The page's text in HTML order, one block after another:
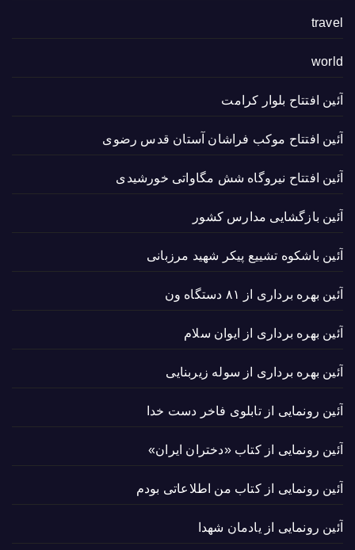
travel
world
آئین افتتاح بلوار کرامت
آئین افتتاح موکب فراشان آستان قدس رضوی
آئین افتتاح نیروگاه شش مگاواتی خورشیدی
آئین بازگشایی مدارس کشور
آئین باشکوه تشییع پیکر شهید مرزبانی
آئین بهره برداری از ۸۱ دستگاه ون
آئین بهره برداری از ایوان سلام
آئین بهره برداری از سوله زیربنایی
آئین رونمایی از تابلوی فاخر دست خدا
آئین رونمایی از کتاب «دختران ایران»
آئین رونمایی از کتاب من اطلاعاتی بودم
آئین رونمایی از یادمان شهدا